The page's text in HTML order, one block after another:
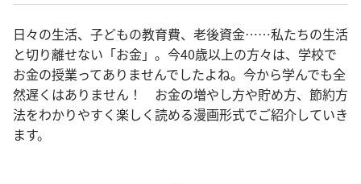
日々の生活、子どもの教育費、老後資金……私たちの生活
と切り離せない「お金」。今40歳以上の方々は、学校で
お金の授業ってありませんでしたよね。今から学んでも全
然遅くはありません！ お金の増やし方や貯め方、節約方
法をわかりやすく楽しく読める漫画形式でご紹介していき
ます。